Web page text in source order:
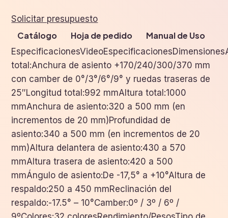
Solicitar presupuesto
Catálogo Hoja de pedido Manual de Uso
total:Anchura de asiento +170/240/300/370 mm
con camber de 0°/3°/6°/9° y ruedas traseras de
25″Longitud total:992 mmAltura total:1000
mmAnchura de asiento:320 a 500 mm (en
incrementos de 20 mm)Profundidad de
asiento:340 a 500 mm (en incrementos de 20
mm)Altura delantera de asiento:430 a 570
mmAltura trasera de asiento:420 a 500
mmÁngulo de asiento:De -17,5° a +10°Altura de
respaldo:250 a 450 mmReclinación del
respaldo:-17.5° – 10°Camber:0º / 3º / 6º /